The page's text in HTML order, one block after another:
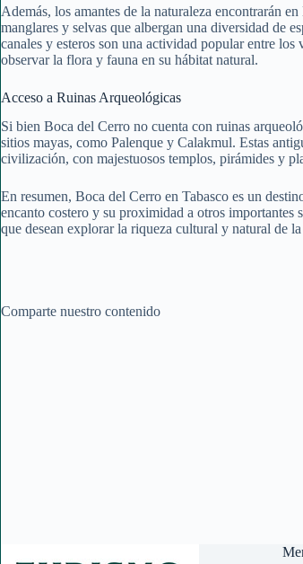
Además, los amantes de la naturaleza encontrarán
manglares y selvas que albergan una diversidad de
canales y esteros son una actividad popular entre los
observar la flora y fauna en su hábitat natural.
Acceso a Ruinas Arqueológicas
Si bien Boca del Cerro no cuenta con ruinas
sitios mayas, como Palenque y Calakmul. Estas
civilización, con majestuosos templos, pirámides y
En resumen, Boca del Cerro en Tabasco es un
encanto costero y su proximidad a otros
que desean explorar la riqueza cultural y natural de
Comparte nuestro contenido